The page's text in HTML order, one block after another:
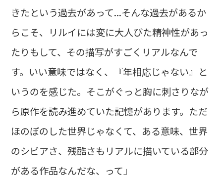
きたという過去があって...そんな過去があるか
らこそ、リルイには変に大人びた精神性があっ
たりもして、その描写がすごくリアルなんで
す。いい意味ではなく、『年相応じゃない』と
いうのを感じた。そこがぐっと胸に刺さりなが
ら原作を読み進めていた記憶があります。ただ
ほのぼのした世界じゃなくて、ある意味、世界
のシビアさ、残酷さもリアルに描いている部分
がある作品なんだな、って」